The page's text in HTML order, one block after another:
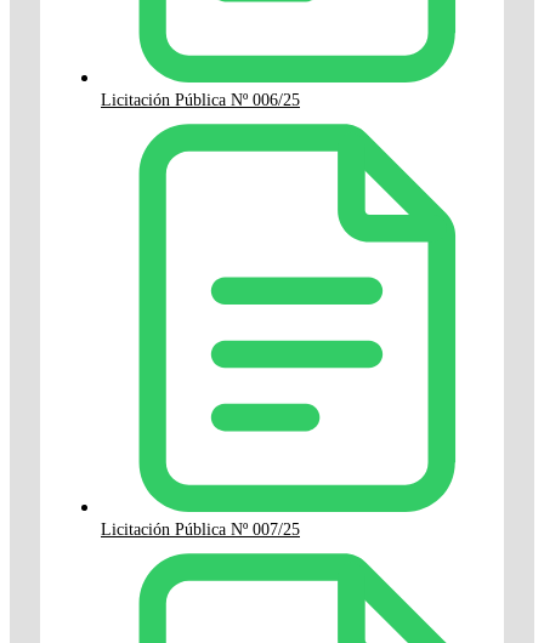
Licitación Pública Nº 006/25
Licitación Pública Nº 007/25